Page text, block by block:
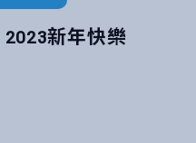
2023新年快樂